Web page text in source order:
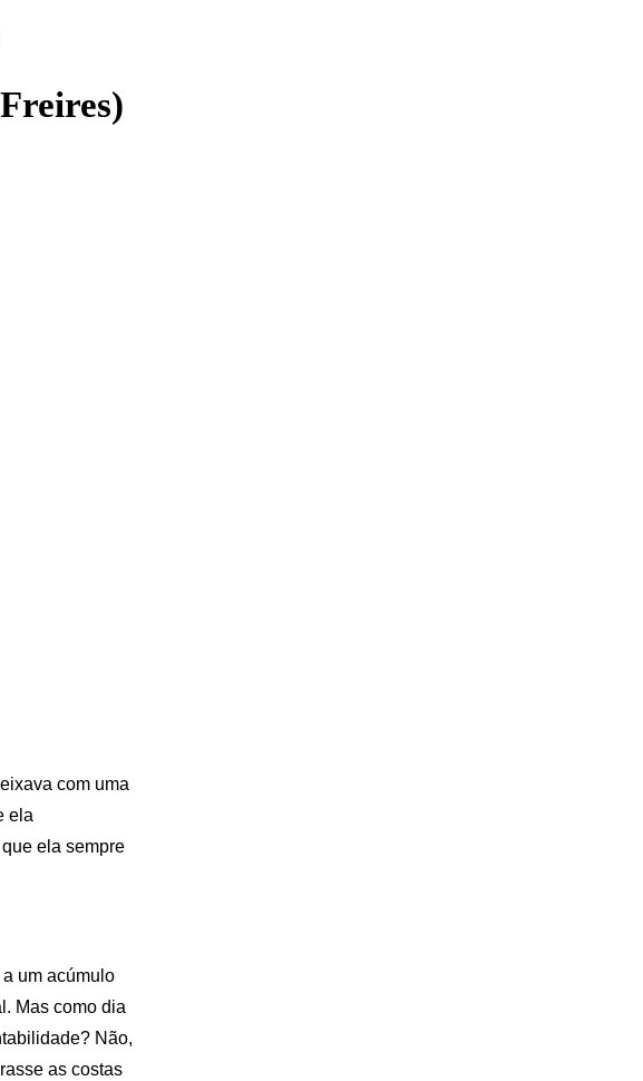
com uma
ela
ela sempre
um acúmulo
Mas como dia
Não,
as costas